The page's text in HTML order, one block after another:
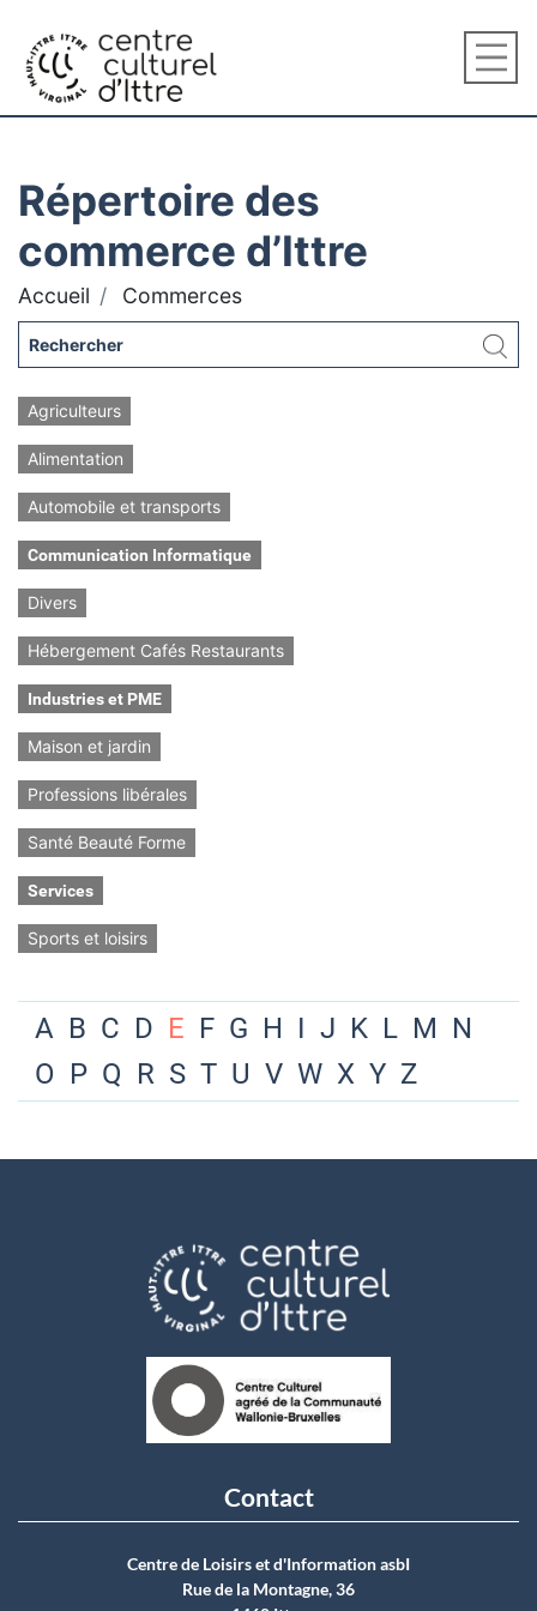
Répertoire des
commerce d’Ittre
Accueil Commerces
Agriculteurs
Alimentation
Automobile et transports
Communication Informatique
Divers
Hébergement Cafés Restaurants
Industries et PME
Maison et jardin
Professions libérales
Santé Beauté Forme
Services
Sports et loisirs
A B C D E F G H I J K L M N
O P Q R S T U V W X Y Z
Contact
Centre de Loisirs et d'Information asbI
Rue de la Montagne, 36